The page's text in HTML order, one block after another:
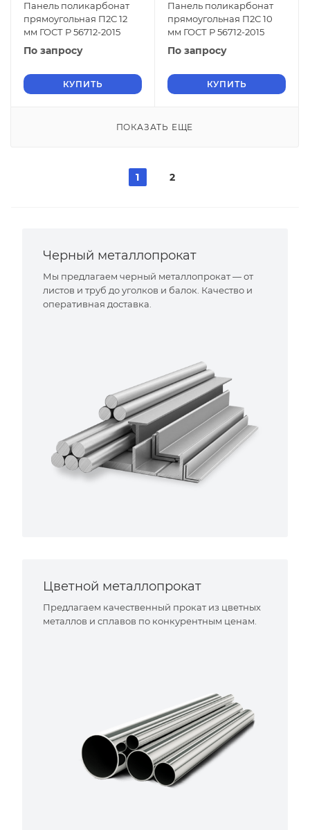
Панель поликарбонат
прямоугольная П2С 12
мм ГОСТ Р 56712-2015
По запросу
КУПИТЬ
Панель поликарбонат
прямоугольная П2С 10
мм ГОСТ Р 56712-2015
По запросу
КУПИТЬ
ПОКАЗАТЬ ЕЩЕ
1 2
Черный металлопрокат
Мы предлагаем черный металлопрокат — от
листов и труб до уголков и балок. Качество и
оперативная доставка.
Цветной металлопрокат
Предлагаем качественный прокат из цветных
металлов и сплавов по конкурентным ценам.